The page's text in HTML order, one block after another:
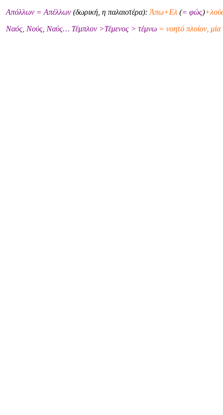
Απόλλων = Απέλλων (δωρική, η παλαιοτέρα): Άπω+Ελ (= φώς)
Ναός, Νούς, Ναύς… Τέμπλον >Τέμενος > τέμνω = νοητό πλοίον,